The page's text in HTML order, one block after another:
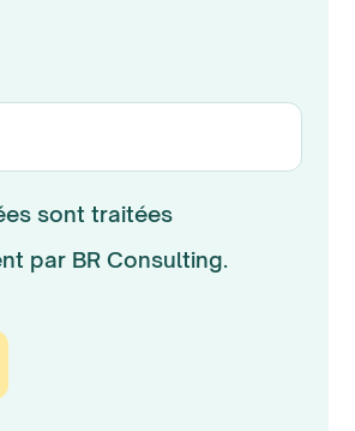
sont traitées
par BR Consulting.